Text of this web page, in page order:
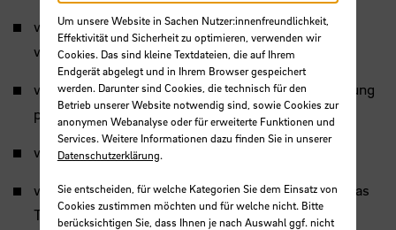
wenn Sie Gleichstellungsmaßnahmen durchführen
wollen
wenn Sie Veranstaltungen zum Bereich Gleichstellung
planen
wenn Sie interessiert sind, politisch mitzuwirken
wenn Sie Anregungen und Wünsche in Bezug auf das
Thema Gleichstellung haben
Um unsere Website in Sachen Nutzer:innenfreundlichkeit,
Effektivität und Sicherheit zu optimieren, verwenden wir
Cookies. Das sind kleine Textdateien, die auf Ihrem
Endgerät abgelegt und in Ihrem Browser gespeichert
werden. Darunter sind Cookies, die technisch für den
Betrieb unserer Website notwendig sind, sowie Cookies zur
anonymen Webanalyse oder für erweiterte Funktionen und
Services. Weitere Informationen dazu finden Sie in unserer
Datenschutzerklärung.
Sie entscheiden, für welche Kategorien Sie dem Einsatz von
Cookies zustimmen möchten und für welche nicht. Bitte
berücksichtigen Sie, dass Ihnen je nach Auswahl ggf. nicht